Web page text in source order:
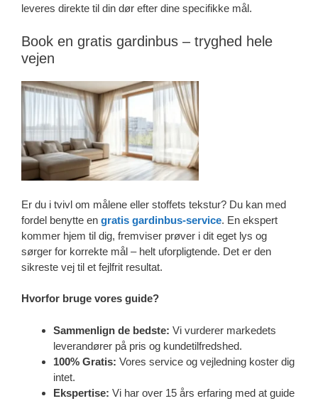
leveres direkte til din dør efter dine specifikke mål.
Book en gratis gardinbus – tryghed hele
vejen
Er du i tvivl om målene eller stoffets tekstur? Du kan med
fordel benytte en gratis gardinbus-service. En ekspert
kommer hjem til dig, fremviser prøver i dit eget lys og
sørger for korrekte mål – helt uforpligtende. Det er den
sikreste vej til et fejlfrit resultat.
Hvorfor bruge vores guide?
Sammenlign de bedste: Vi vurderer markedets
leverandører på pris og kundetilfredshed.
100% Gratis: Vores service og vejledning koster dig
intet.
Ekspertise: Vi har over 15 års erfaring med at guide